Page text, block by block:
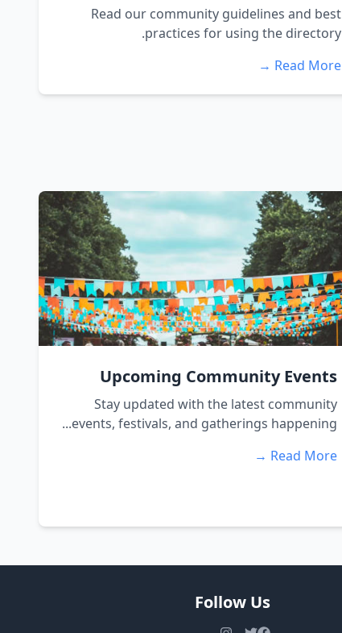
Read our community guidelines and best
practices for using the directory.
Read More →
Upcoming Community Events
Stay updated with the latest community
events, festivals, and gatherings happening...
Read More →
Follow Us